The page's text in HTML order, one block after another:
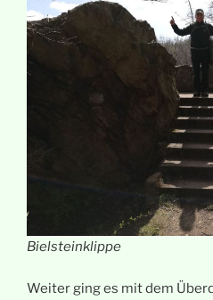
Bielsteinklippe
Weiter ging es mit dem